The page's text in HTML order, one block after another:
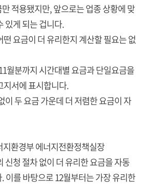
적용됐지만, 앞으로는 업종 상황에 맞
있게 되는 겁니다.
요금이 더 유리한지 계산할 필요는 없
월분까지 시간대별 요금과 단일요금을
지서에 표시합니다.
이 두 요금 가운데 더 저렴한 요금이 자
환경부 에너지전환정책실장
신청 절차 없이 더 유리한 요금을 자동
이를 바탕으로 12월부터는 가장 유리한